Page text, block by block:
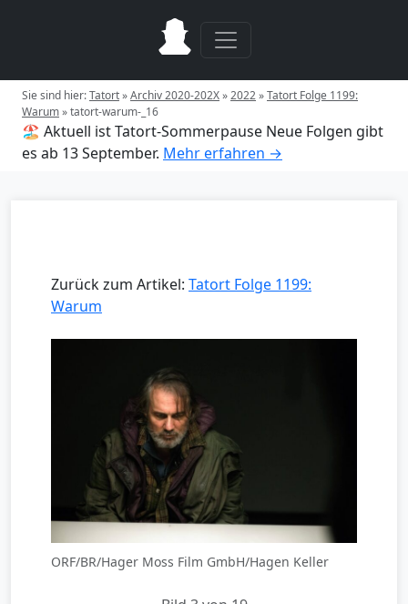
Sie sind hier:Tatort»Archiv 2020-202X»2022»Tatort Folge 1199:
Warum»tatort-warum-_16
🏖️ Aktuell ist Tatort-Sommerpause Neue Folgen gibt
es ab 13 September. Mehr erfahren →
Zurück zum Artikel: Tatort Folge 1199:
Warum
ORF/BR/Hager Moss Film GmbH/Hagen Keller